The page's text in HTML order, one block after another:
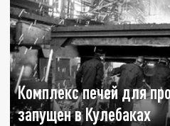
Комплекс печей для
запущен в Кулебаках